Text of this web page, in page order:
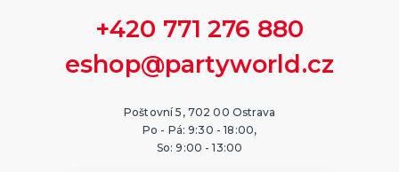
Společenské hry na párty
Strategické deskové hry
Logické hry - pro děti i dospělé
Vědomostní hry - pro dva a více hráčů
Společenské deskové hry pro dva hráče
Erotické deskové hry pro dospělé
Hry a hlavolamy
Deskové a karetní hry pro děti
Rychlé a zběsilé hry na postřeh!
Sportovní deskové hry
DALŠÍ KATEGORIE+420 771 276 880
eshop@partyworld.cz
Poštovní 5, 702 00 Ostrava
Po - Pá: 9:30 - 18:00,
So: 9:00 - 13:00